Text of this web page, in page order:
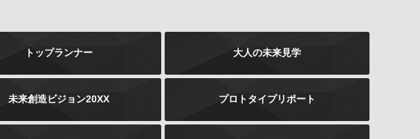
トップランナー 大人の未来見学
未来創造ビジョン20XX プロトタイプリポート